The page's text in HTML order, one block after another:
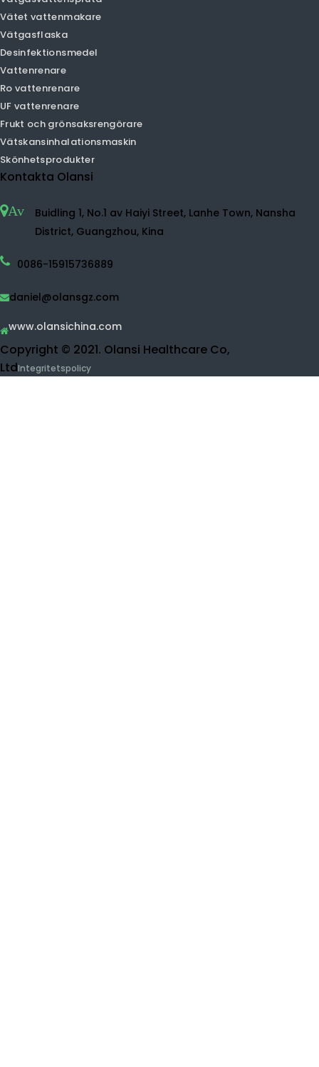
Luftfuktare luftrenare
Negativ jonluftrenare
Tv-luftrenare
HEPA luftrenare
Hemluftrenare
UVC luftrenare
Vätgasvattenspruta
Vätet vattenmakare
Vätgasflaska
Vattenrenare
Ro vattenrenare
UF vattenrenare
Frukt och grönsaksrengörare